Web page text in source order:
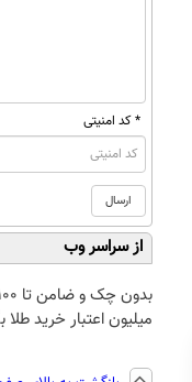
* کد امنیتی
از سراسر وب
بدون چک و
میلیون اعتبار خرید طلا